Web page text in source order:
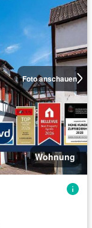
Foto anschauen
Wohnung